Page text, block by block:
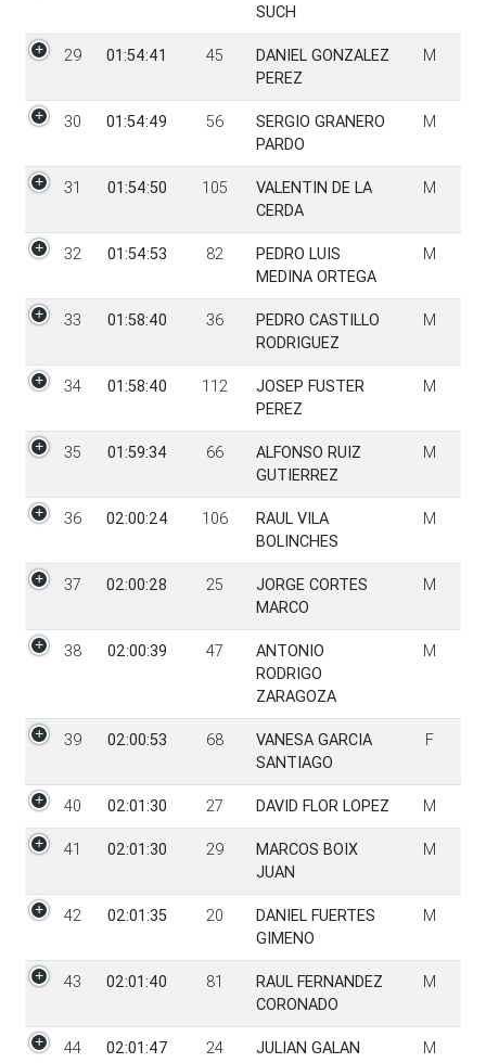
SUCH
29 01:54:41 45
DANIEL GONZALEZ
PEREZ
M
30 01:54:49 56
SERGIO GRANERO
PARDO
M
31 01:54:50 105
VALENTIN DE LA
CERDA
M
32 01:54:53 82
PEDRO LUIS
MEDINA ORTEGA
M
33 01:58:40 36
PEDRO CASTILLO
RODRIGUEZ
M
34 01:58:40 112
JOSEP FUSTER
PEREZ
M
35 01:59:34 66
ALFONSO RUIZ
GUTIERREZ
M
36 02:00:24 106
RAUL VILA
BOLINCHES
M
37 02:00:28 25
JORGE CORTES
MARCO
M
38 02:00:39 47
ANTONIO
RODRIGO
ZARAGOZA
M
39 02:00:53 68
VANESA GARCIA
SANTIAGO
F
40 02:01:30 27 DAVID FLOR LOPEZ M
41 02:01:30 29
MARCOS BOIX
JUAN
M
42 02:01:35 20
DANIEL FUERTES
GIMENO
M
43 02:01:40 81
RAUL FERNANDEZ
CORONADO
M
44 02:01:47 24
JULIAN GALAN
M